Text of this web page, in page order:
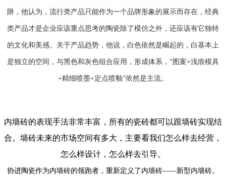
阱，他认为，流行类产品只能作为一个品牌形象的展示而存在，经典
类产品才是企业应该重点思考的陶瓷除了模仿之外，还应该有它独特
的文化和美感。关于产品趋势，他说，白色依然是崛起的，白基本上
是独立的空间，与黑色和灰色组合应用，形成体系，“图案+浅痕模具
+精细喷墨+定点喷釉”依然是主流。
内墙砖的表现手法非常丰富，所有的瓷砖都可以跟墙砖实现结
合。墙砖未来的市场空间有多大，主要看我们怎么样去经营，
怎么样设计，怎么样去引导。
协进陶瓷作为内墙砖的领跑者，重新定义了内墙砖——新型内墙砖。